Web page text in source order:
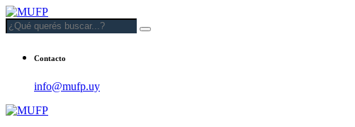
Contacto
info@mufp.uy